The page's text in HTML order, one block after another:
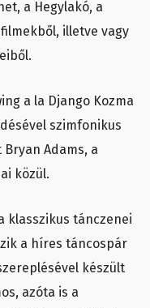
a Hegylakó, a
illetve vagy
a la Django Kozma
szimfonikus
Adams, a
közül.
klasszikus tánczenei
a híres táncospár
készült
azóta is a